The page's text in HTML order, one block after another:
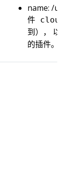
name: /
件
到）， 以
的插件。